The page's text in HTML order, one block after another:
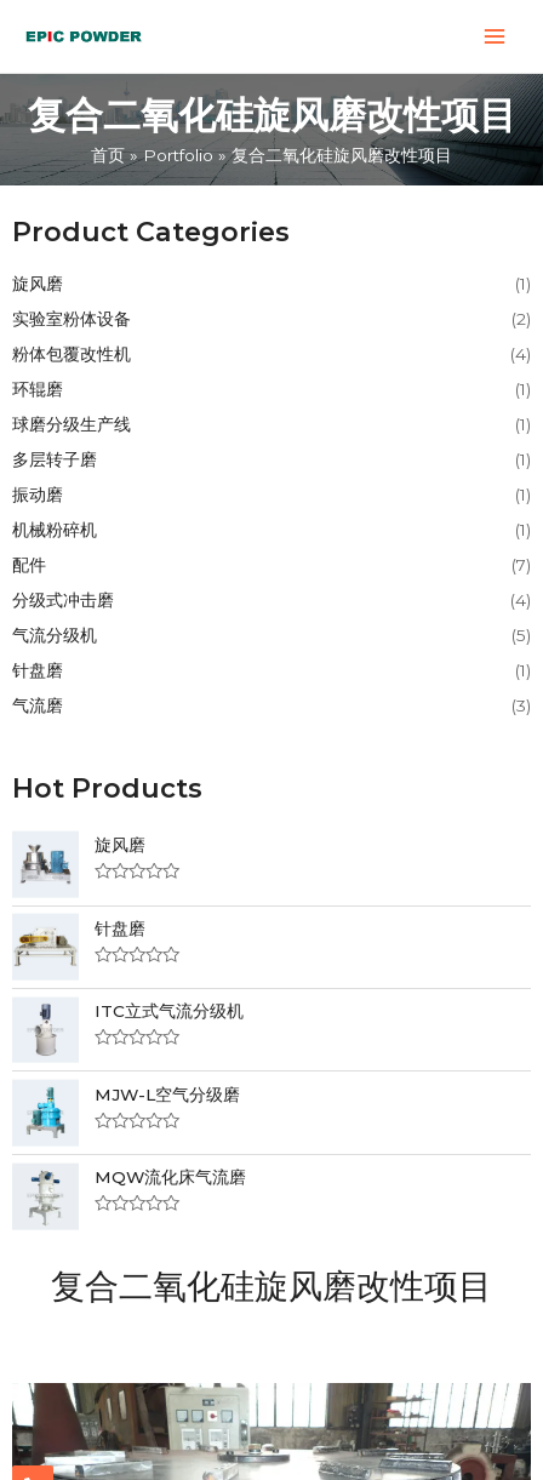
内
复合二氧化硅旋风磨改性项目
首页 Portfolio 复合二氧化硅旋风磨改性项目
Product Categories
旋风磨
(1)
实验室粉体设备
(2)
粉体包覆改性机
(4)
环辊磨
(1)
球磨分级生产线
(1)
多层转子磨
(1)
振动磨
(1)
机械粉碎机
(1)
配件
(7)
分级式冲击磨
(4)
气流分级机
(5)
针盘磨
(1)
气流磨
(3)
Hot Products
旋风磨
a
t
e
d
o
u
t
o
5
针盘磨
a
t
e
d
o
u
t
o
5
ITC立式气流分级机
a
t
d
o
u
t
o
MJW-L空气分级磨
a
t
e
d
t
o
f
MQW流化床气流磨
e
d
0
f
5
复合二氧化硅旋风磨改性项目